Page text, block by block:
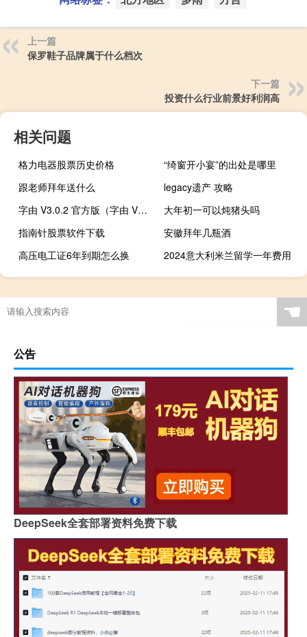
上一篇
保罗鞋子品牌属于什么档次
下一篇
投资什么行业前景好利润高
相关问题
格力电器股票历史价格
“绮窗开小宴”的出处是哪里
跟老师拜年送什么
legacy遗产 攻略
字由 V3.0.2 官方版（字由 V3.0.2 官方版功能简介）
大年初一可以炖猪头吗
指南针股票软件下载
安徽拜年几瓶酒
高压电工证6年到期怎么换
2024意大利米兰留学一年费用
☚
公告
DeepSeek全套部署资料免费下载